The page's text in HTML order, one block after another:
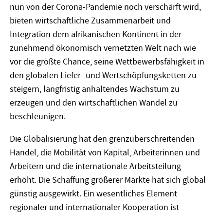
nun von der Corona-Pandemie noch verschärft wird,
bieten wirtschaftliche Zusammenarbeit und
Integration dem afrikanischen Kontinent in der
zunehmend ökonomisch vernetzten Welt nach wie
vor die größte Chance, seine Wettbewerbsfähigkeit in
den globalen Liefer- und Wertschöpfungsketten zu
steigern, langfristig anhaltendes Wachstum zu
erzeugen und den wirtschaftlichen Wandel zu
beschleunigen.
Die Globalisierung hat den grenzüberschreitenden
Handel, die Mobilität von Kapital, Arbeiterinnen und
Arbeitern und die internationale Arbeitsteilung
erhöht. Die Schaffung größerer Märkte hat sich global
günstig ausgewirkt. Ein wesentliches Element
regionaler und internationaler Kooperation ist